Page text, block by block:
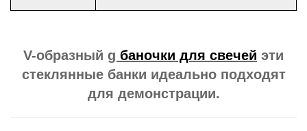
V-образный g баночки для свечей эти
стеклянные банки идеально подходят
для демонстрации.